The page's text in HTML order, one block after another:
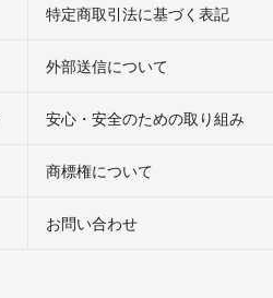
特定商取引法に基づく表記
外部送信について
安心・安全のための取り組み
商標権について
お問い合わせ